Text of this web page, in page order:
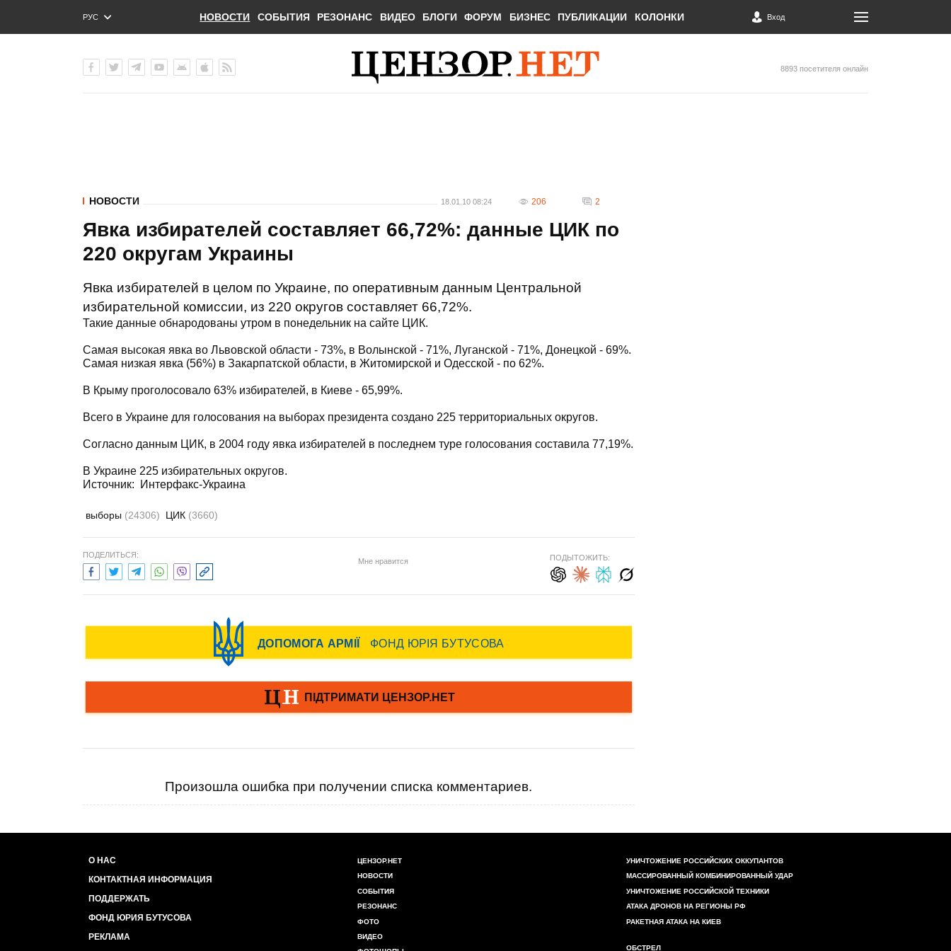
РУС
ENG
НОВОСТИ СОБЫТИЯ РЕЗОНАНС ВИДЕО БЛОГИ ФОРУМ БИЗНЕС ПУБЛИКАЦИИ КОЛОНКИ Вход
8893 посетителя онлайн
НОВОСТИ 18.01.10 08:24 206 2
Явка избирателей составляет 66,72%: данные ЦИК по
220 округам Украины
Явка избирателей в целом по Украине, по оперативным данным Центральной
избирательной комиссии, из 220 округов составляет 66,72%.
Такие данные обнародованы утром в понедельник на сайте ЦИК.
Самая высокая явка во Львовской области - 73%, в Волынской - 71%, Луганской - 71%, Донецкой - 69%.
Самая низкая явка (56%) в Закарпатской области, в Житомирской и Одесской - по 62%.
В Крыму проголосовало 63% избирателей, в Киеве - 65,99%.
Всего в Украине для голосования на выборах президента создано 225 территориальных округов.
Согласно данным ЦИК, в 2004 году явка избирателей в последнем туре голосования составила 77,19%.
В Украине 225 избирательных округов.
Источник: Интерфакс-Украина
выборы (24306) ЦИК (3660)
ПОДЕЛИТЬСЯ:
Мне нравится ПОДЫТОЖИТЬ:
Произошла ошибка при получении списка комментариев.
О НАС
КОНТАКТНАЯ ИНФОРМАЦИЯ
ПОДДЕРЖАТЬ
ФОНД ЮРИЯ БУТУСОВА
РЕКЛАМА
ЦЕНЗОР.НЕТ
НОВОСТИ
СОБЫТИЯ
РЕЗОНАНС
ФОТО
ВИДЕО
УНИЧТОЖЕНИЕ РОССИЙСКИХ ОККУПАНТОВ
МАССИРОВАННЫЙ КОМБИНИРОВАННЫЙ УДАР
УНИЧТОЖЕНИЕ РОССИЙСКОЙ ТЕХНИКИ
АТАКА ДРОНОВ НА РЕГИОНЫ РФ
РАКЕТНАЯ АТАКА НА КИЕВ
ОБСТРЕЛ